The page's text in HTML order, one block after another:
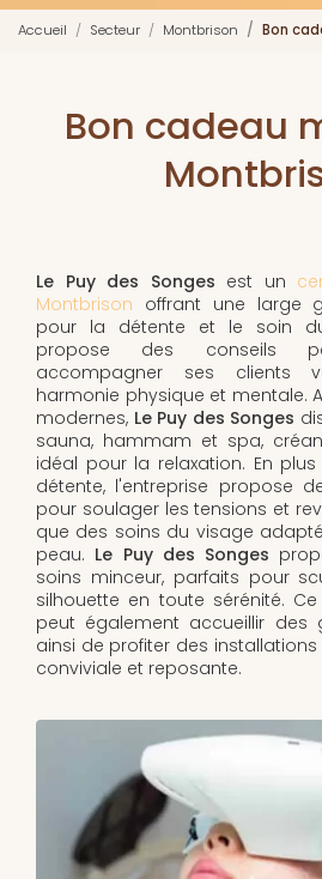
Accueil Secteur Montbrison Bon
Bon cadeau
Le Puy des Songes est un
Montbrison offrant une large
pour la détente et le soin
propose des conseils
accompagner ses clients
harmonie physique et mentale.
modernes, Le Puy des Songes
sauna, hammam et spa,
idéal pour la relaxation. En
détente, l'entreprise propose
pour soulager les tensions et
que des soins du visage
peau. Le Puy des Songes
soins minceur, parfaits pour
silhouette en toute sérénité.
peut également accueillir des
ainsi de profiter des
conviviale et reposante.